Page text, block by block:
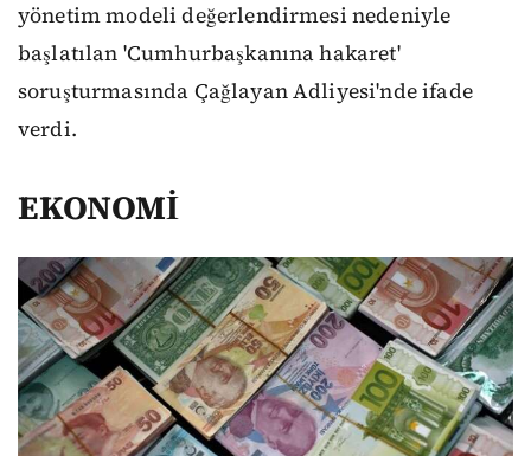
yönetim modeli değerlendirmesi nedeniyle
başlatılan 'Cumhurbaşkanına hakaret'
soruşturmasında Çağlayan Adliyesi'nde ifade
verdi.
EKONOMİ